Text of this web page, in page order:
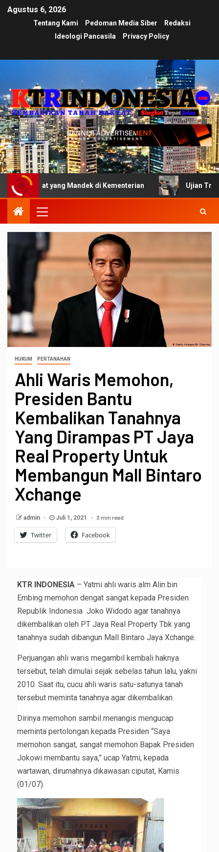
Agustus 6, 2026
Tentang Kami Pedoman Media Siber
Redaksi
Ideologi Pancasila
Privacy Policy
yang Mandek di Kementerian Ujian Transparansi
HUKUM PERTANAHAN
Ahli Waris Memohon,
Presiden Bantu
Kembalikan Tanahnya
Yang Dirampas PT Jaya
Real Property Untuk
Membangun Mall Bintaro
Xchange
admin Juli 1, 2021 3 min read
Twitter Facebook
KTR INDONESIA – Yatmi ahli waris alm Alin bin
Embing memohon dengat sangat kepada Presiden
Republik Indonesia Joko Widodo agar tanahnya
dikembalikan oleh PT Jaya Real Property Tbk yang
tanahnya sudah dibangun Mall Bintaro Jaya Xchange.
Perjuangan ahli waris megambil kembali haknya
tersebut, telah dimulai sejak sebelas tahun lalu, yakni
2010. Saat itu, cucu ahli waris satu-satunya tanah
tersebut meminta tanahnya agar dikembalikan.
Dirinya memohon sambil menangis mengucap
meminta pertolongan kepada Presiden “Saya
memohon sangat, sangat memohon Bapak Presiden
Jokowi membantu saya,” ucap Yatmi, kepada
wartawan, dirumahnya dikawasan ciputat, Kamis
(01/07).